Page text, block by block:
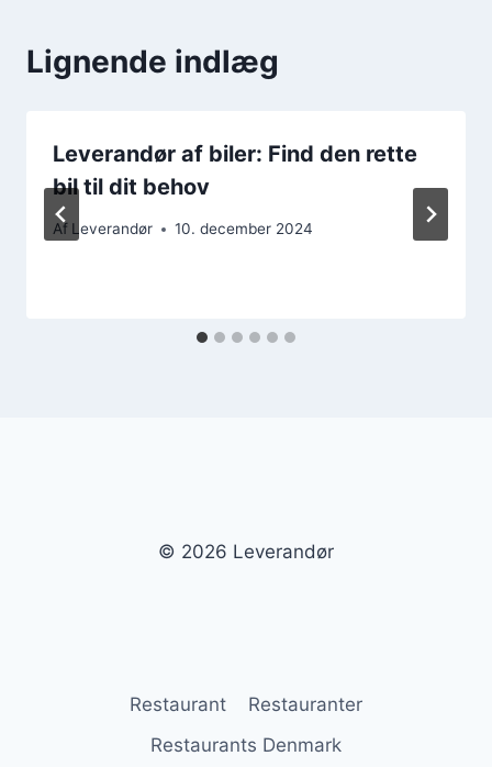
Lignende indlæg
Leverandør af biler: Find den rette
bil til dit behov
Af Leverandør 10. december 2024
© 2026 Leverandør
Restaurant
Restauranter
Restaurants Denmark